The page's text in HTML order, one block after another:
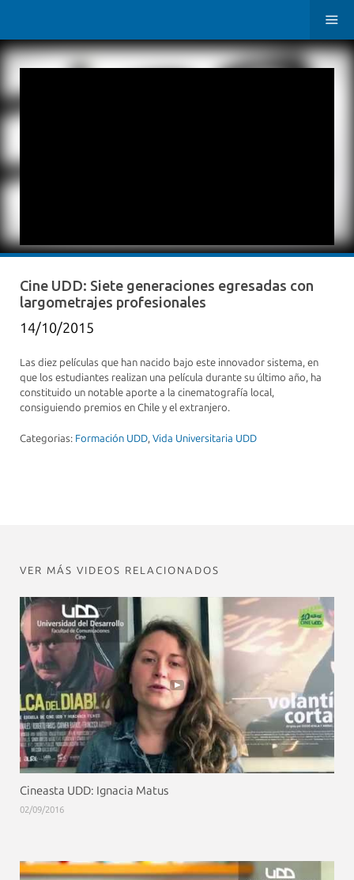
Cine UDD: Siete generaciones egresadas con
largometrajes profesionales
14/10/2015
Las diez películas que han nacido bajo este innovador sistema, en
que los estudiantes realizan una película durante su último año, ha
constituido un notable aporte a la cinematografía local,
consiguiendo premios en Chile y el extranjero.
Categorias: Formación UDD, Vida Universitaria UDD
VER MÁS VIDEOS RELACIONADOS
Cineasta UDD: Ignacia Matus
02/09/2016